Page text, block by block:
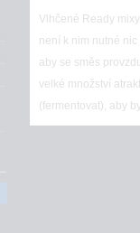
Vlhčené Ready
není k nim nutné
aby se směs
velké množství
(fermentovat), aby